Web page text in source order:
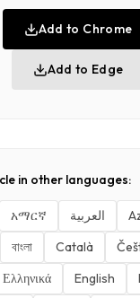
Add to Chrome
Add to Edge
in other languages:
አማርኛ العربية
বাংলা Català
Ελληνικά English